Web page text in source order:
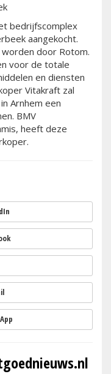
bedrijfscomplex
aangekocht.
door Rotom.
voor de totale
en diensten
Vitakraft zal
Arnhem een
BMV
heeft deze